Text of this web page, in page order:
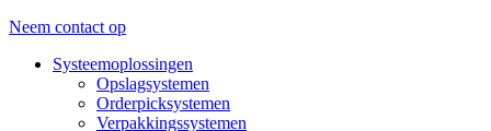
Neem contact op
Systeemoplossingen
Opslagsystemen
Orderpicksystemen
Verpakkingssystemen